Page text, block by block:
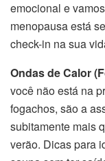
emocional e
menopausa está
check-in na sua
Ondas de Calor
você não está na
fogachos, são a
subitamente mais
verão. Dicas para